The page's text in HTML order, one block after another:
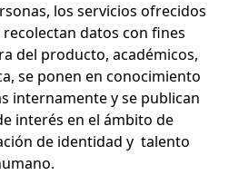
los servicios ofrecidos
datos con fines
del producto, académicos,
se ponen en conocimiento
internamente y se publican
interés en el ámbito de
de identidad y talento